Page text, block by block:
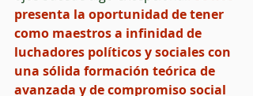
presenta la oportunidad de tener
como maestros a infinidad de
luchadores políticos y sociales con
una sólida formación teórica de
avanzada y de compromiso social